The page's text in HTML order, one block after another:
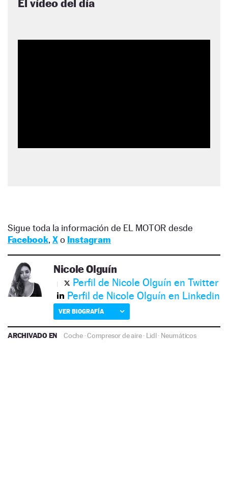
El vídeo del día
Sigue toda la información de EL MOTOR desde
Facebook, Xo Instagram
Nicole Olguín
Perfil de Nicole Olguín en Twitter
Perfil de Nicole Olguín en Linkedin
VER BIOGRAFÍA
ARCHIVADO EN Coche·Compresor de aire· Lidl· Neumáticos